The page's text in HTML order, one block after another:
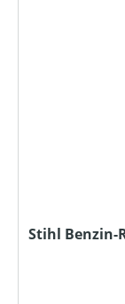
Stihl Benzin-